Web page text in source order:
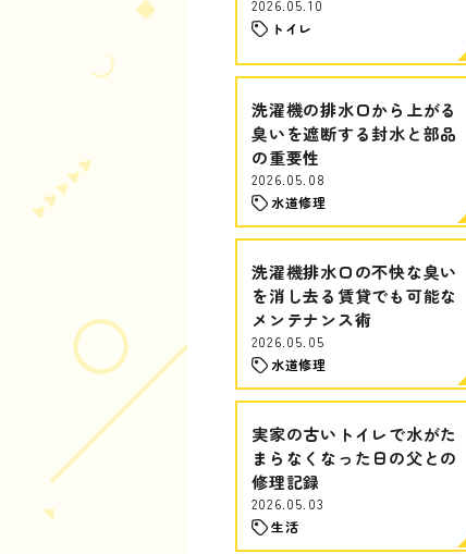
2026.05.10
トイレ
洗濯機の排水口から上がる
臭いを遮断する封水と部品
の重要性
2026.05.08
水道修理
洗濯機排水口の不快な臭い
を消し去る賃貸でも可能な
メンテナンス術
2026.05.05
水道修理
実家の古いトイレで水がた
まらなくなった日の父との
修理記録
2026.05.03
生活